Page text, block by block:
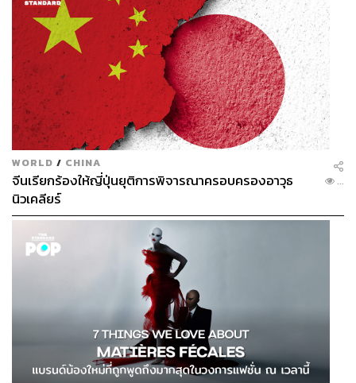
ปี 2565 ภาวะโลกร้อนกำลังส่งผลกระทบต่อความเป็นอยู่ของ
มวลมนุษยชาติ จึงนำมาเป็นประเด็นสำคัญบนเวที PMAC ใน
หัวข้อ ‘The World We Want: Actions Towards a
Sustainable, Fairer and Healthier Society’ ต่อเนื่องในปี
2566 ที่ยังคงให้ความสำคัญการเปลี่ยนแปลงสภาพภูมิอากาศ
ในหัวข้อ ‘Setting a New Health Agenda – at the Nexus of
Climate Change, Environment, and Biodiversity’ มาจนถึงปี
2567 กับหัวข้อ ‘Geopolitics, Human Security and Health
Equity in an Era of Polycrises’ หนึ่งในเมกะเทรนด์ที่คณะ
กรรมการมูลนิธิรางวัลสมเด็จเจ้าฟ้ามหิดลฯ มองว่ามีความ
สำคัญต่อสุขภาวะของมนุษย์
“มาปีนี้เราจะพูดเรื่องเทคโนโลยีและ AI ในวงการแพทย์ ใน
หัวข้อ ‘Harnessing Technologies in an Age of AI to Build A
Healthier World’ ซึ่งปัญหาตอนนี้คือเทคโนโลยีและ
นวัตกรรมใหม่ๆ มีเยอะ บางอย่างตามมาด้วยค่าใช้จ่ายที่สูง
จนกลุ่มประเทศที่กำลังพัฒนาเข้าไม่ถึง เพราะสู้ค่าใช้จ่ายไม่
ไหว จึงเป็นประเด็นที่ต้องมาหารือกันว่าจะทำอย่างไรให้เกิด
ความเสมอภาค ทลายกำแพงความเหลื่อมล้ำให้อยู่ในกรอบ
ของการสาธารณสุขเพื่อมวลชน
WORLD / CHINA
จีนเรียกร้องให้ญี่ปุ่นยุติการพิจารณาครอบครองอาวุธ
นิวเคลียร์
...